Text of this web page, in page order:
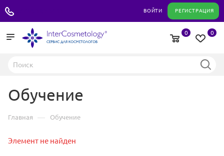
ВОЙТИ РЕГИСТРАЦИЯ
0
0
Обучение
Главная — Обучение
Элемент не найден